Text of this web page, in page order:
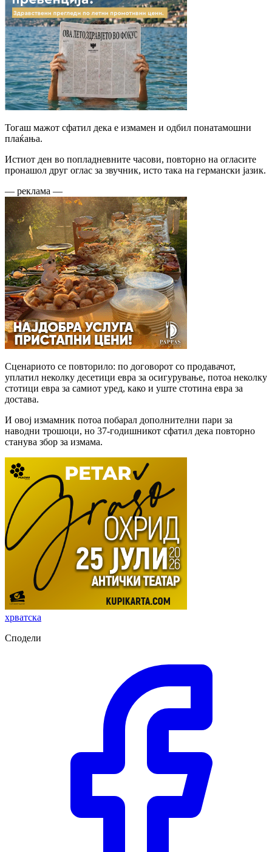
Тогаш мажот сфатил дека е измамен и одбил понатамошни
плаќања.
Истиот ден во попладневните часови, повторно на огласите
пронашол друг оглас за звучник, исто така на германски јазик.
— реклама —
Сценариото се повторило: по договорот со продавачот,
уплатил неколку десетици евра за осигурување, потоа неколку
стотици евра за самиот уред, како и уште стотина евра за
достава.
И овој измамник потоа побарал дополнителни пари за
наводни трошоци, но 37-годишникот сфатил дека повторно
станува збор за измама.
хрватска
Сподели